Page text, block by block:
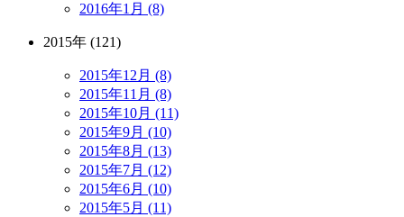
2016年1月 (8)
2015年 (121)
2015年12月 (8)
2015年11月 (8)
2015年10月 (11)
2015年9月 (10)
2015年8月 (13)
2015年7月 (12)
2015年6月 (10)
2015年5月 (11)